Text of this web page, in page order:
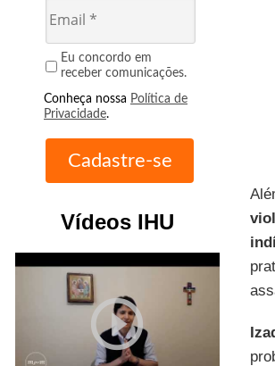
Eu concordo em
receber comunicações.
Conheça nossa Política de
Privacidade.
Vídeos IHU
play_circle_outline